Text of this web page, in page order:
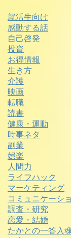
就活生向け
感動する話
自己啓発
投資
お得情報
生き方
介護
映画
転職
読書
健康・運動
時事ネタ
副業
娯楽
人間力
ライフハック
マーケティング
コミュニケーシ
調査・研究
恋愛・結婚
たかとの一答入